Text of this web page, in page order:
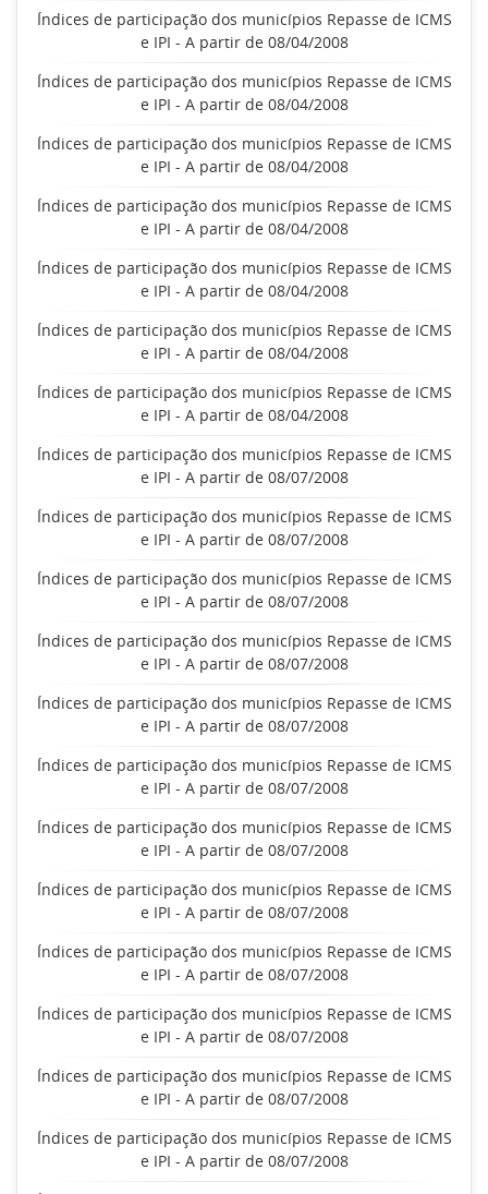
Índices de participação dos municípios Repasse de ICMS
e IPI - A partir de 08/04/2008
Índices de participação dos municípios Repasse de ICMS
e IPI - A partir de 08/04/2008
Índices de participação dos municípios Repasse de ICMS
e IPI - A partir de 08/04/2008
Índices de participação dos municípios Repasse de ICMS
e IPI - A partir de 08/04/2008
Índices de participação dos municípios Repasse de ICMS
e IPI - A partir de 08/04/2008
Índices de participação dos municípios Repasse de ICMS
e IPI - A partir de 08/04/2008
Índices de participação dos municípios Repasse de ICMS
e IPI - A partir de 08/04/2008
Índices de participação dos municípios Repasse de ICMS
e IPI - A partir de 08/07/2008
Índices de participação dos municípios Repasse de ICMS
e IPI - A partir de 08/07/2008
Índices de participação dos municípios Repasse de ICMS
e IPI - A partir de 08/07/2008
Índices de participação dos municípios Repasse de ICMS
e IPI - A partir de 08/07/2008
Índices de participação dos municípios Repasse de ICMS
e IPI - A partir de 08/07/2008
Índices de participação dos municípios Repasse de ICMS
e IPI - A partir de 08/07/2008
Índices de participação dos municípios Repasse de ICMS
e IPI - A partir de 08/07/2008
Índices de participação dos municípios Repasse de ICMS
e IPI - A partir de 08/07/2008
Índices de participação dos municípios Repasse de ICMS
e IPI - A partir de 08/07/2008
Índices de participação dos municípios Repasse de ICMS
e IPI - A partir de 08/07/2008
Índices de participação dos municípios Repasse de ICMS
e IPI - A partir de 08/07/2008
Índices de participação dos municípios Repasse de ICMS
e IPI - A partir de 08/07/2008